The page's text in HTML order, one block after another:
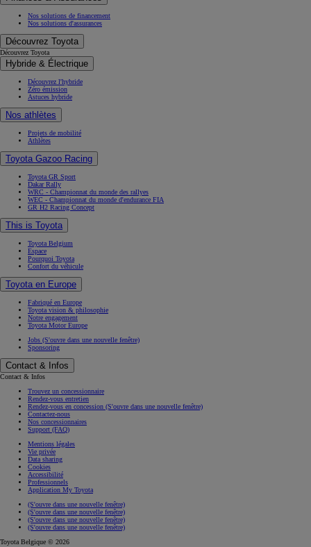
Nos solutions de financement
Nos solutions d'assurances
Découvrez Toyota
Découvrez Toyota
Hybride & Électrique
Découvrez l'hybride
Zéro émission
Astuces hybride
Nos athlètes
Projets de mobilité
Athlètes
Toyota Gazoo Racing
Toyota GR Sport
Dakar Rally
WRC - Championnat du monde des rallyes
WEC - Championnat du monde d'endurance FIA
GR H2 Racing Concept
This is Toyota
Toyota Belgium
Espace
Pourquoi Toyota
Confort du véhicule
Toyota en Europe
Fabriqué en Europe
Toyota vision & philosophie
Notre engagement
Toyota Motor Europe
Jobs (S'ouvre dans une nouvelle fenêtre)
Sponsoring
Contact & Infos
Contact & Infos
Trouvez un concessionnaire
Rendez-vous entretien
Rendez-vous en concession (S'ouvre dans une nouvelle fenêtre)
Contactez-nous
Nos concessionnaires
Support (FAQ)
Mentions légales
Vie privée
Data sharing
Cookies
Accessibilité
Professionnels
Application My Toyota
(S'ouvre dans une nouvelle fenêtre)
(S'ouvre dans une nouvelle fenêtre)
(S'ouvre dans une nouvelle fenêtre)
(S'ouvre dans une nouvelle fenêtre)
Toyota Belgique © 2026